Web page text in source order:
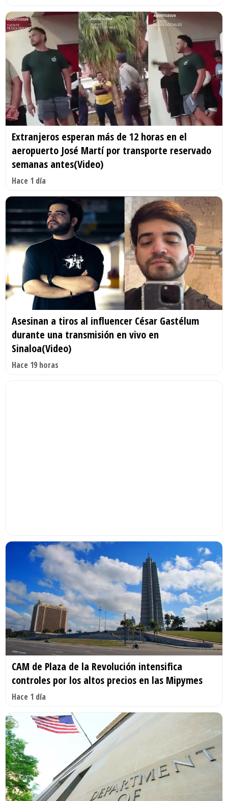
Extranjeros esperan más de 12 horas en el
aeropuerto José Martí por transporte reservado
semanas antes(Video)
Hace 1 día
Asesinan a tiros al influencer César Gastélum
durante una transmisión en vivo en
Sinaloa(Video)
Hace 19 horas
CAM de Plaza de la Revolución intensifica
controles por los altos precios en las Mipymes
Hace 1 día